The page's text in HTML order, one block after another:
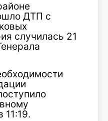
ДТП с
случилась 21